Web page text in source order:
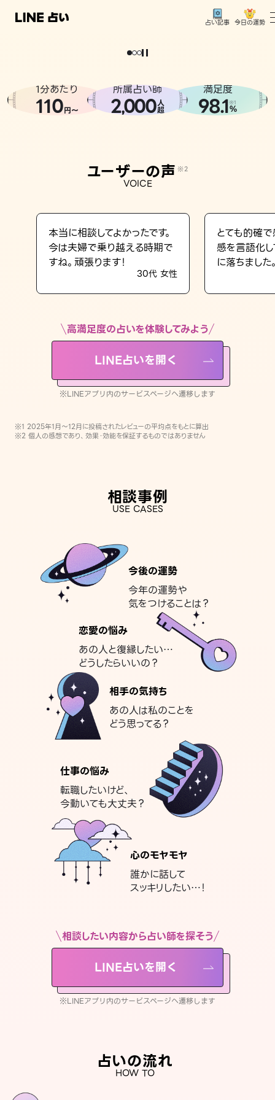
占い記事 今日の運勢
相談事例
LINE占いを開く
※LINEアプリ内のサービスページへ遷移します
どうせなら
。
1分あたり
110円〜
所属占い師
2,000人
超
満足度
98.1※1
%
ユーザーの声 ※2
VOICE
本当に相談してよかったです。
今は夫婦で乗り越える時期で
すね。頑張ります！
30代 女性
とても的確
感を言語化
に落ちました
高満足度の占いを体験してみよう
LINE占いを開く
※LINEアプリ内のサービスページへ遷移します
※1 2025年1月〜12月に投稿されたレビューの平均点をもとに算出
※2 個人の感想であり、効果・効能を保証するものではありません
相談事例
USE CASES
今後の運勢
今年の運勢や
気をつけることは？
恋愛の悩み
あの人と復縁したい…
どうしたらいいの？
相手の気持ち
あの人は私のことを
どう思ってる？
仕事の悩み
転職したいけど、
今動いても大丈夫？
心のモヤモヤ
誰かに話して
スッキリしたい…！
相談したい内容から占い師を探そう
LINE占いを開く
※LINEアプリ内のサービスページへ遷移します
占いの流れ
HOW TO